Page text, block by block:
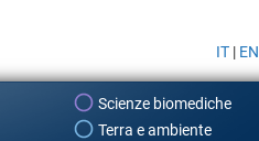
IT | EN
Scienze biomediche
Terra e ambiente